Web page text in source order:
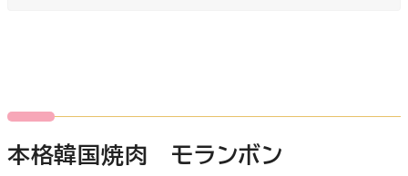
本格韓国焼肉 モランボン